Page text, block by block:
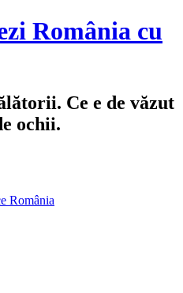
România cu
Ce e de văzut
ochii.
România